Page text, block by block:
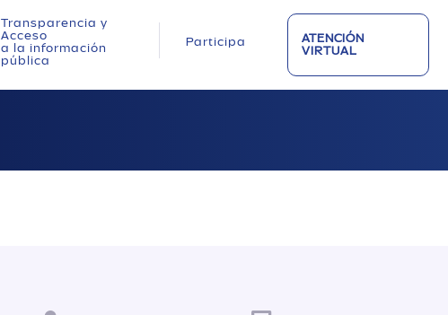
Transparencia y
Acceso
a la información
pública
Participa
ATENCIÓN
VIRTUAL